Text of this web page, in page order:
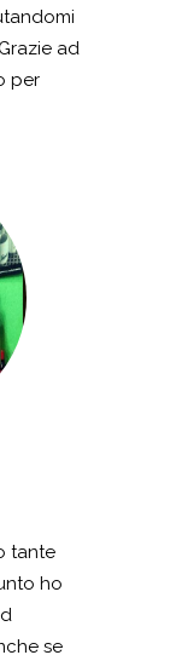
ad
per
anche
tante
ho
se